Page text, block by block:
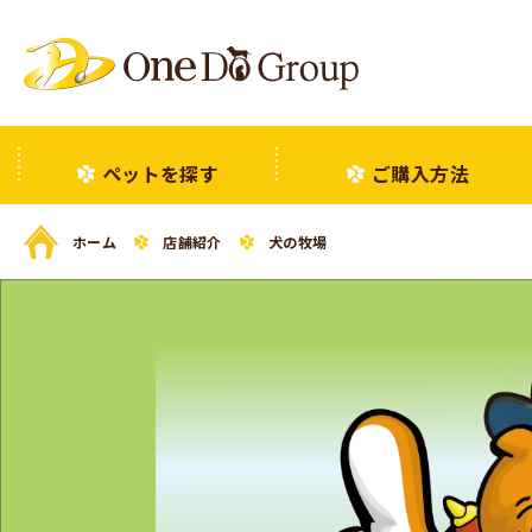
ペットを探す ご購入方法
ホーム 店舗紹介 犬の牧場